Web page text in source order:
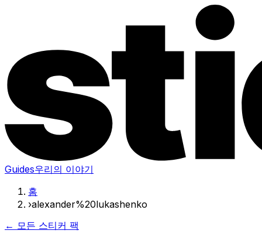
Guides우리의 이야기
홈
›alexander%20lukashenko
← 모든 스티커 팩